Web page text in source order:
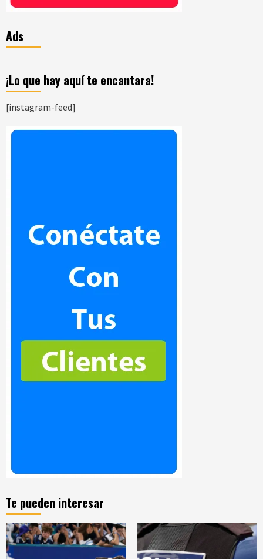
Ads
¡Lo que hay aquí te encantara!
[instagram-feed]
Te pueden interesar